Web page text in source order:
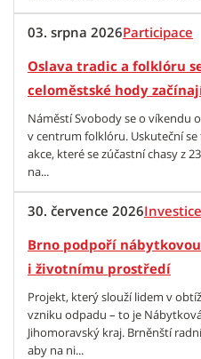
03. srpna 2026Participace
Oslava tradic a folklóru
celoměstské hody
Náměstí Svobody se o víkendu
v centrum folklóru. Uskuteční
akce, které se zúčastní chasy z
na...
30. července 2026
Brno podpoří
i životnímu prostředí
Projekt, který slouží lidem v
vzniku odpadu – to je
Jihomoravský kraj. Brněnští
aby na ni...